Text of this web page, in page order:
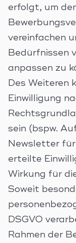
erfolgt, um
vereinfachen
Bedürfnissen
anpassen zu
Des Weiteren
Einwilligung
sein (bspw.
Newsletter
erteilte
Wirkung für
Soweit
DSGVO
Rahmen der